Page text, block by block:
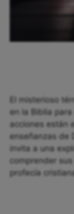
El misterioso
en la Biblia
acciones están
enseñanzas de
invita a una
comprender
profecía